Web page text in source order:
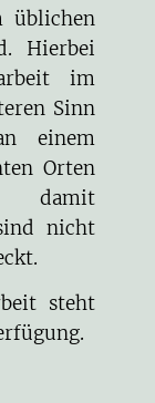
üblichen
Hierbei
im
Sinn
einem
Orten
nicht
steht